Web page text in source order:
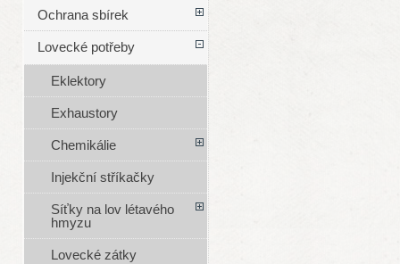
Ochrana sbírek
Lovecké potřeby
Eklektory
Exhaustory
Chemikálie
Injekční stříkačky
Síťky na lov létavého
hmyzu
Lovecké zátky